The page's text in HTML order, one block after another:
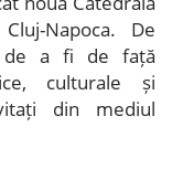
Napoca. De
de a fi de față
culturale și
din mediul